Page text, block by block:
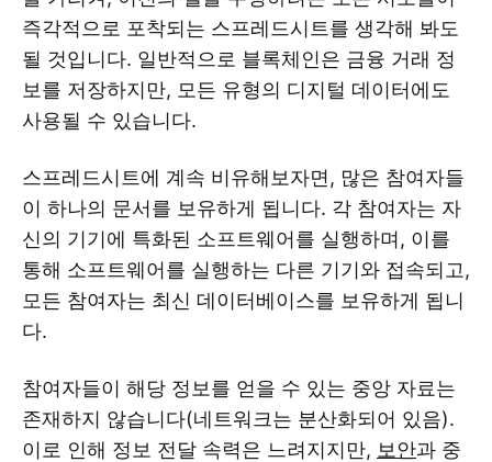
즉각적으로 포착되는 스프레드시트를 생각해 봐도
될 것입니다. 일반적으로 블록체인은 금융 거래 정
보를 저장하지만, 모든 유형의 디지털 데이터에도
사용될 수 있습니다.
스프레드시트에 계속 비유해보자면, 많은 참여자들
이 하나의 문서를 보유하게 됩니다. 각 참여자는 자
신의 기기에 특화된 소프트웨어를 실행하며, 이를
통해 소프트웨어를 실행하는 다른 기기와 접속되고,
모든 참여자는 최신 데이터베이스를 보유하게 됩니
다.
참여자들이 해당 정보를 얻을 수 있는 중앙 자료는
존재하지 않습니다(네트워크는 분산화되어 있음).
이로 인해 정보 전달 속력은 느려지지만, 보안과 중